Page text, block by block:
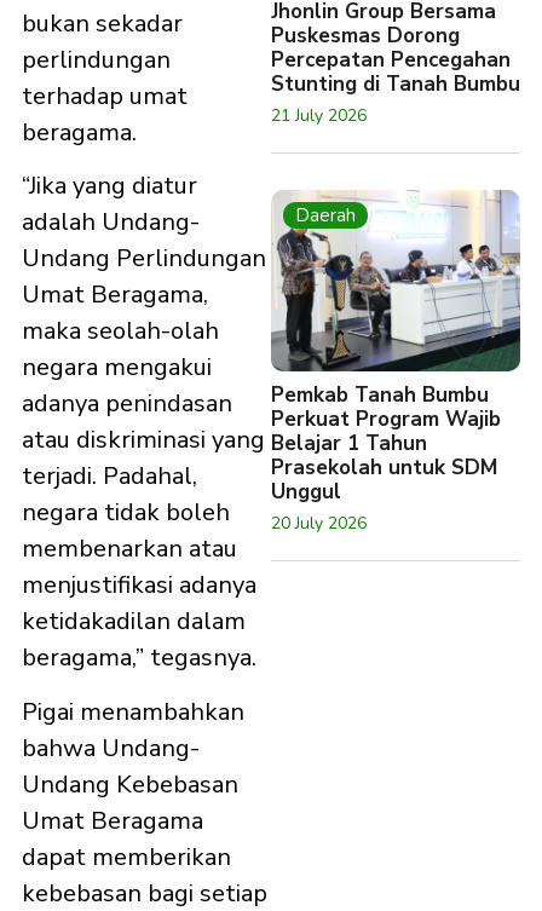
bukan sekadar
perlindungan
terhadap umat
beragama.
“Jika yang diatur
adalah Undang-
Undang Perlindungan
Umat Beragama,
maka seolah-olah
negara mengakui
adanya penindasan
atau diskriminasi yang
terjadi. Padahal,
negara tidak boleh
membenarkan atau
menjustifikasi adanya
ketidakadilan dalam
beragama,” tegasnya.
Pigai menambahkan
bahwa Undang-
Undang Kebebasan
Umat Beragama
dapat memberikan
kebebasan bagi setiap
Jhonlin Group Bersama
Puskesmas Dorong
Percepatan Pencegahan
Stunting di Tanah Bumbu
21 July 2026
Daerah
Pemkab Tanah Bumbu
Perkuat Program Wajib
Belajar 1 Tahun
Prasekolah untuk SDM
Unggul
20 July 2026